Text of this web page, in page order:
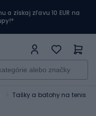
získaj zľavu 10 EUR na
Tašky a batohy na tenis